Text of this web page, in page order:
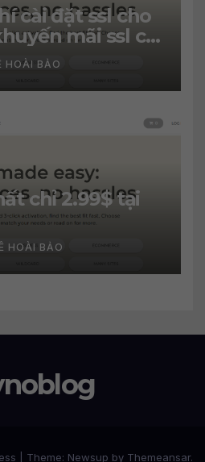
cài đặt ssl cho
mãi ssl chỉ
HOÀI BẢO
chỉ 2.99$ tại
HOÀI BẢO
Theme: Newsup by Themeansar.